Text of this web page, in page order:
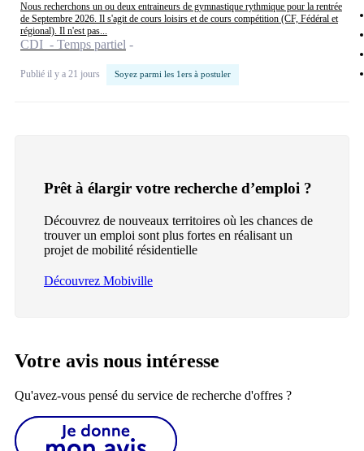
Nous recherchons un ou deux entraineurs de gymnastique rythmique pour la rentrée
de Septembre 2026. Il s'agit de cours loisirs et de cours compétition (CF, Fédéral et
régional). Il n'est pas...
CDI - Temps partiel
Publié il y a 21 jours Soyez parmi les 1ers à postuler
Prêt à élargir votre recherche d’emploi ?
Découvrez de nouveaux territoires où les chances de
trouver un emploi sont plus fortes en réalisant un
projet de mobilité résidentielle
Découvrez Mobiville
Votre avis nous intéresse
Qu'avez-vous pensé du service de recherche d'offres ?